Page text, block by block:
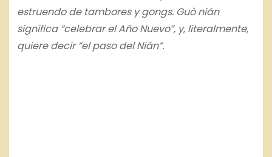
estruendo de tambores y gongs. Guò nián
significa “celebrar el Año Nuevo”, y, literalmente,
quiere decir “el paso del Nián”.